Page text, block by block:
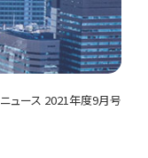
ニュース 2021年度9月号